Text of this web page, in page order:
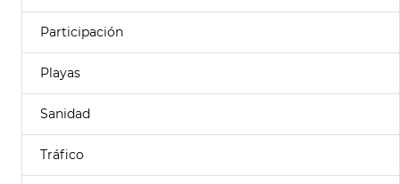
Participación
Playas
Sanidad
Tráfico